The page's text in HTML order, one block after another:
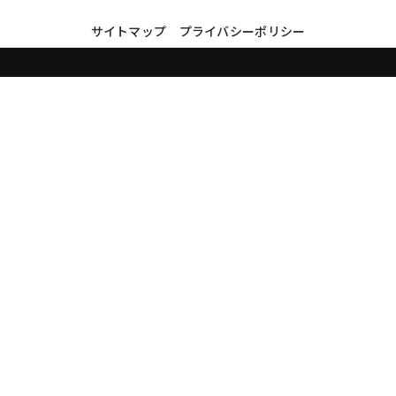
サイトマップ プライバシーポリシー